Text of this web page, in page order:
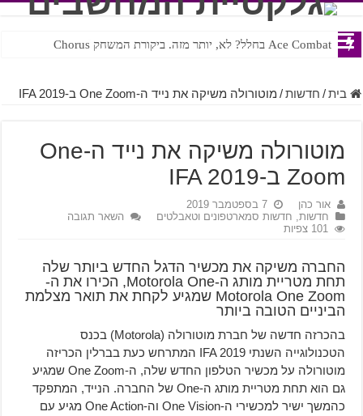
Ace Combat בחלל? לא, יותר מזה. ביקורת המשחק Chorus
Steven Universe והשירים שתורגמו בצורה נוראית לעברית
בית / חדשות / מוטורולה משיקה את נייד ה-One Zoom ב-IFA 2019
מוטורולה משיקה את נייד ה-One
Zoom ב-IFA 2019
אור כהן
7 בספטמבר 2019
חדשות, חדשות סמארטפונים וטאבלטים
השאר תגובה
101 צפיות
החברה משיקה את מכשיר הדגל החדש ביותר שלה
תחת מטריית מותג ה-Motorola One, הכירו את ה-
Motorola One Zoom שמגיע לקחת את תואר מצלמת
הביניים הטובה ביותר
בהכרזה חדשה של חברת מוטורולה (Motorola) בכנס
הטכנולוגייה השנתי IFA 2019 המתרחש כעת בברלין הכריזה
מוטורולה על מכשיר הטלפון החדש שלה, ה-One Zoom שמגיע
גם הוא תחת מטריית מותג ה-One של החברה. הנייד, המתפקד
כהמשך ישיר למכשירי ה-One Vision וה-One Action מגיע עם